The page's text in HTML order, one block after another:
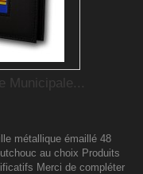
Municipale...
métallique émaillé 48
au choix Produits
Merci de compléter